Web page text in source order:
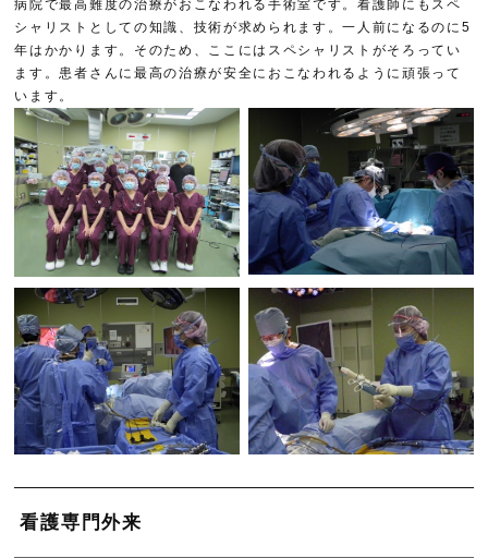
病院で最高難度の治療がおこなわれる手術室です。看護師にもスペ
シャリストとしての知識、技術が求められます。一人前になるのに5
年はかかります。そのため、ここにはスペシャリストがそろってい
ます。患者さんに最高の治療が安全におこなわれるように頑張って
います。
看護専門外来